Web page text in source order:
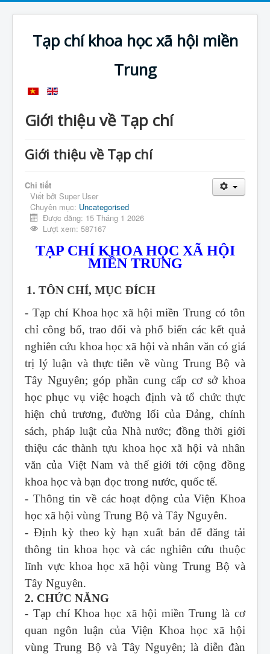
Tạp chí khoa học xã hội miền
Trung
Giới thiệu về Tạp chí
Giới thiệu về Tạp chí
Chi tiết
Viết bởi Super User
Chuyên mục: Uncategorised
Được đăng: 15 Tháng 1 2026
Lượt xem: 587167
TẠP CHÍ KHOA HỌC XÃ HỘI
MIỀN TRUNG
1. TÔN CHỈ, MỤC ĐÍCH
- Tạp chí Khoa học xã hội miền Trung có tôn
chỉ công bố, trao đổi và phổ biến các kết quả
nghiên cứu khoa học xã hội và nhân văn có giá
trị lý luận và thực tiễn về vùng Trung Bộ và
Tây Nguyên; góp phần cung cấp cơ sở khoa
học phục vụ việc hoạch định và tổ chức thực
hiện chủ trương, đường lối của Đảng, chính
sách, pháp luật của Nhà nước; đồng thời giới
thiệu các thành tựu khoa học xã hội và nhân
văn của Việt Nam và thế giới tới cộng đồng
khoa học và bạn đọc trong nước, quốc tế.
- Thông tin về các hoạt động của Viện Khoa
học xã hội vùng Trung Bộ và Tây Nguyên.
- Định kỳ theo kỳ hạn xuất bản để đăng tải
thông tin khoa học và các nghiên cứu thuộc
lĩnh vực khoa học xã hội vùng Trung Bộ và
Tây Nguyên.
2. CHỨC NĂNG
- Tạp chí Khoa học xã hội miền Trung là cơ
quan ngôn luận của Viện Khoa học xã hội
vùng Trung Bộ và Tây Nguyên; là diễn đàn